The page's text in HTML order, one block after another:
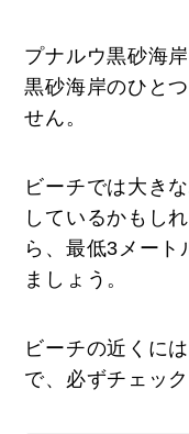
プナルウ黒砂海
黒砂海岸のひと
せん。
ビーチでは大き
しているかもし
ら、最低3メート
ましょう。
ビーチの近くに
で、必ずチェッ